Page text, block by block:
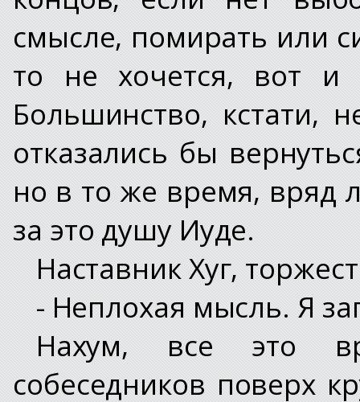
смысле, помирать или
то не хочется, вот и
Большинство, кстати,
отказались бы
но в то же время, вряд
за это душу Иуде.
Наставник Хуг,
- Неплохая мысль. Я
Нахум, все это
собеседников поверх